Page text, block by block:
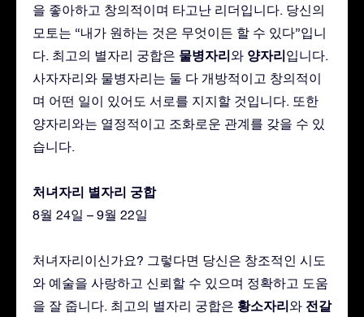
을 좋아하고 창의적이며 타고난 리더입니다. 당신의
모토는 “내가 원하는 것은 무엇이든 할 수 있다”입니
다. 최고의 별자리 궁합은 물병자리와 양자리입니다.
사자자리와 물병자리는 둘 다 개방적이고 창의적이
며 어떤 일이 있어도 서로를 지지할 것입니다. 또한
양자리와는 열정적이고 조화로운 관계를 갖을 수 있
습니다.
처녀자리 별자리 궁합
8월 24일 – 9월 22일
처녀자리이신가요? 그렇다면 당신은 창조적인 시도
와 예술을 사랑하고 신뢰할 수 있으며 정확하고 도움
을 잘 줍니다. 최고의 별자리 궁합은 황소자리와 전갈